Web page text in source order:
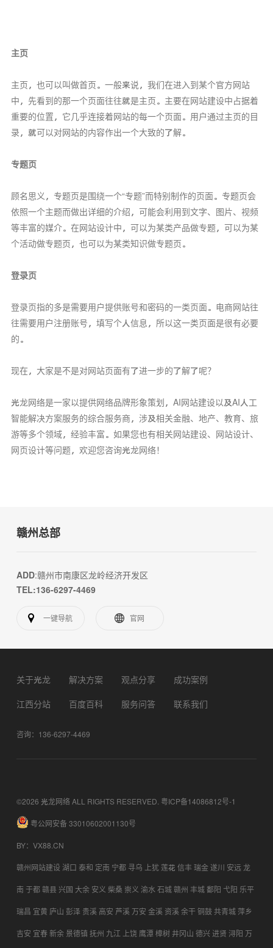
主页
主页，也可以叫做首页。一般来说，我们在进入到某个官方网站
中，先看到的那一个页面往往就是主页。主要在网站建设中占据着
重要的位置，它几乎连接着网站的每一个页面。用户通过主页的目
录，就可以对网站的内容作出一个大致的了解。
专题页
顾名思义，专题页是围绕一个“专题”而特别制作的页面。专题页会
依照一个主题而做出详细的介绍，可能会利用到文字、图片、视频
等丰富的媒介。在网站设计中，可以为某类产品做专题，可以为某
个活动做专题页，也可以为某类知识做专题页。
登录页
登录页指的多是需要用户提供账号和密码的一类页面。电商网站往
往需要用户注册账号，填写个人信息，所以这一类页面是很有必要
的。
现在，大家是不是对网站页面有了进一步的了解了呢？
光龙网络是一家以提供网络品牌形象策划，AI网站建设以及AI人工
智能解决方案服务的综合服务商，涉及相关金融、地产、教育、旅
游等多个领域，经验丰富。如果您也有相关网站建设、网站设计、
网页设计等问题，欢迎您咨询光龙网络！
赣州总部
ADD:赣州市南康区龙岭经济开发区
TEL:136-6297-4469
一键导航 官网
关于光龙 解决方案 观点分享
成功案例
江西分站
百度百科 服务问答 联系我们
咨询：136-6297-4469
©2026 光龙网络 ALL RIGHTS RESERVED. 粤ICP备14086812号-1
粤公网安备 33010602001130号
BY： VX88.CN
赣州网站建设 湖口 泰和 定南 宁都 寻乌 上犹莲花 信丰瑞金遂川 安远 龙
南 于都赣县 兴国 大余 安义 柴桑 崇义 渝水石城赣州 丰城鄱阳 弋阳 乐平
瑞昌 宜黄 庐山 彭泽 贵溪 高安 芦溪 万安 金溪 资溪余干铜鼓共青城萍乡
吉安 宜春新余 景德镇抚州 九江上饶鹰潭 樟树 井冈山 德兴进贤 浔阳 万